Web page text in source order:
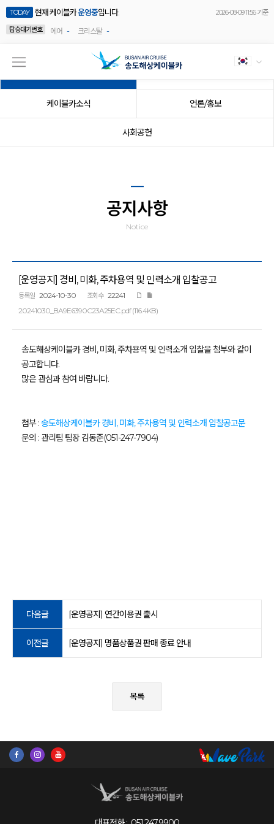
TODAY 현재 케이블카운영중입니다.
2026-08-09 11:56 기준
탑승대기번호
에어 - 크리스탈 -
케이블카소식 언론/홍보
사회공헌
공지사항
Notice
[운영공지] 경비, 미화, 주차용역 및 인력소개 입찰공고
등록일 2024-10-30 조회수 22241
20241030_BA9E6390C23A25EC.pdf (116.4KB)
송도해상케이블카 경비, 미화, 주차용역 및 인력소개 입찰을 첨부와 같이
공고합니다.
많은 관심과 참여 바랍니다.
첨부 :송도해상케이블카 경비, 미화, 주차용역 및 인력소개 입찰공고문
문의 : 관리팀 팀장 김동준(051-247-7904)
다음글 [운영공지] 연간이용권 출시
이전글 [운영공지] 명품상품권 판매 종료 안내
목록